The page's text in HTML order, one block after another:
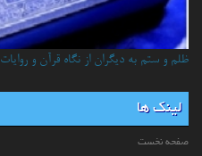
ظلم و ستم به دیگران از نگاه قرآن و روایات
لینک ها
صفحه نخست